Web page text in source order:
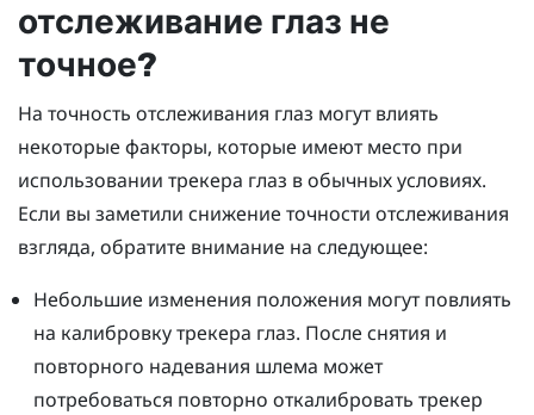
отслеживание глаз не
точное?
На точность отслеживания глаз могут влиять
некоторые факторы, которые имеют место при
использовании трекера глаз в обычных условиях.
Если вы заметили снижение точности отслеживания
взгляда, обратите внимание на следующее:
Небольшие изменения положения могут повлиять
на калибровку трекера глаз. После снятия и
повторного надевания шлема может
потребоваться повторно откалибровать трекер